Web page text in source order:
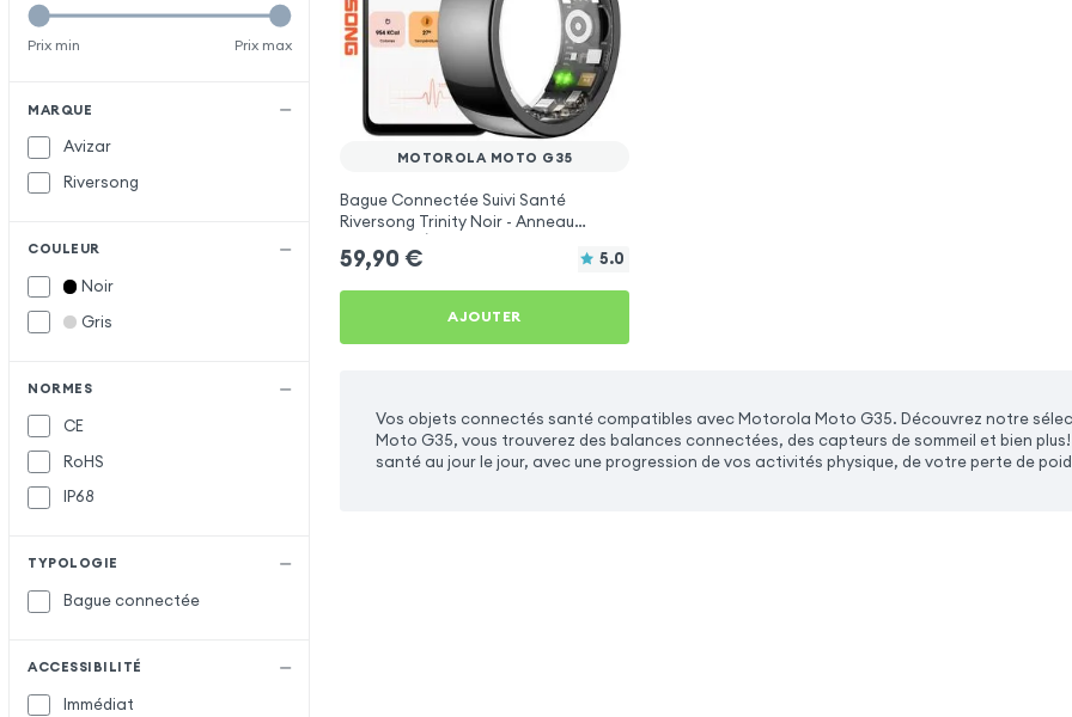
Prix min Prix max
MARQUE
Avizar
Riversong
COULEUR
Noir
Gris
NORMES
CE
RoHS
IP68
TYPOLOGIE
Bague connectée
ACCESSIBILITÉ
Immédiat
MOTOROLA MOTO G35
Bague Connectée Suivi Santé
Riversong Trinity Noir - Anneau
59,90 € 5.0
AJOUTER
Vos objets connectés santé compatibles avec Motorola Moto G35. Découvrez notre
Moto G35, vous trouverez des balances connectées, des capteurs de sommeil et bien
santé au jour le jour, avec une progression de vos activités physique, de votre perte de